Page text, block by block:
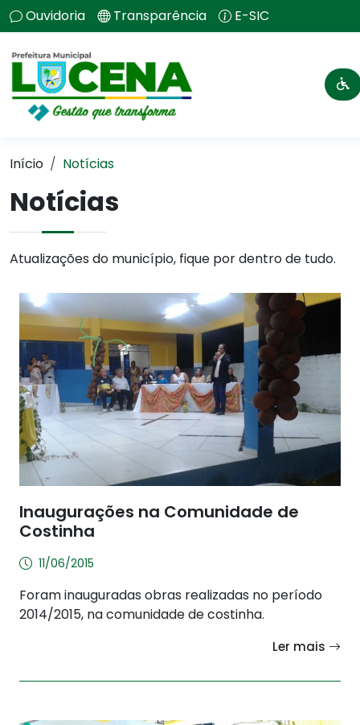
Ouvidoria Transparência E-SIC
Início Notícias
Notícias
Atualizações do município, fique por dentro de tudo.
Inaugurações na Comunidade de
Costinha
11/06/2015
Foram inauguradas obras realizadas no período
2014/2015, na comunidade de costinha.
Ler mais